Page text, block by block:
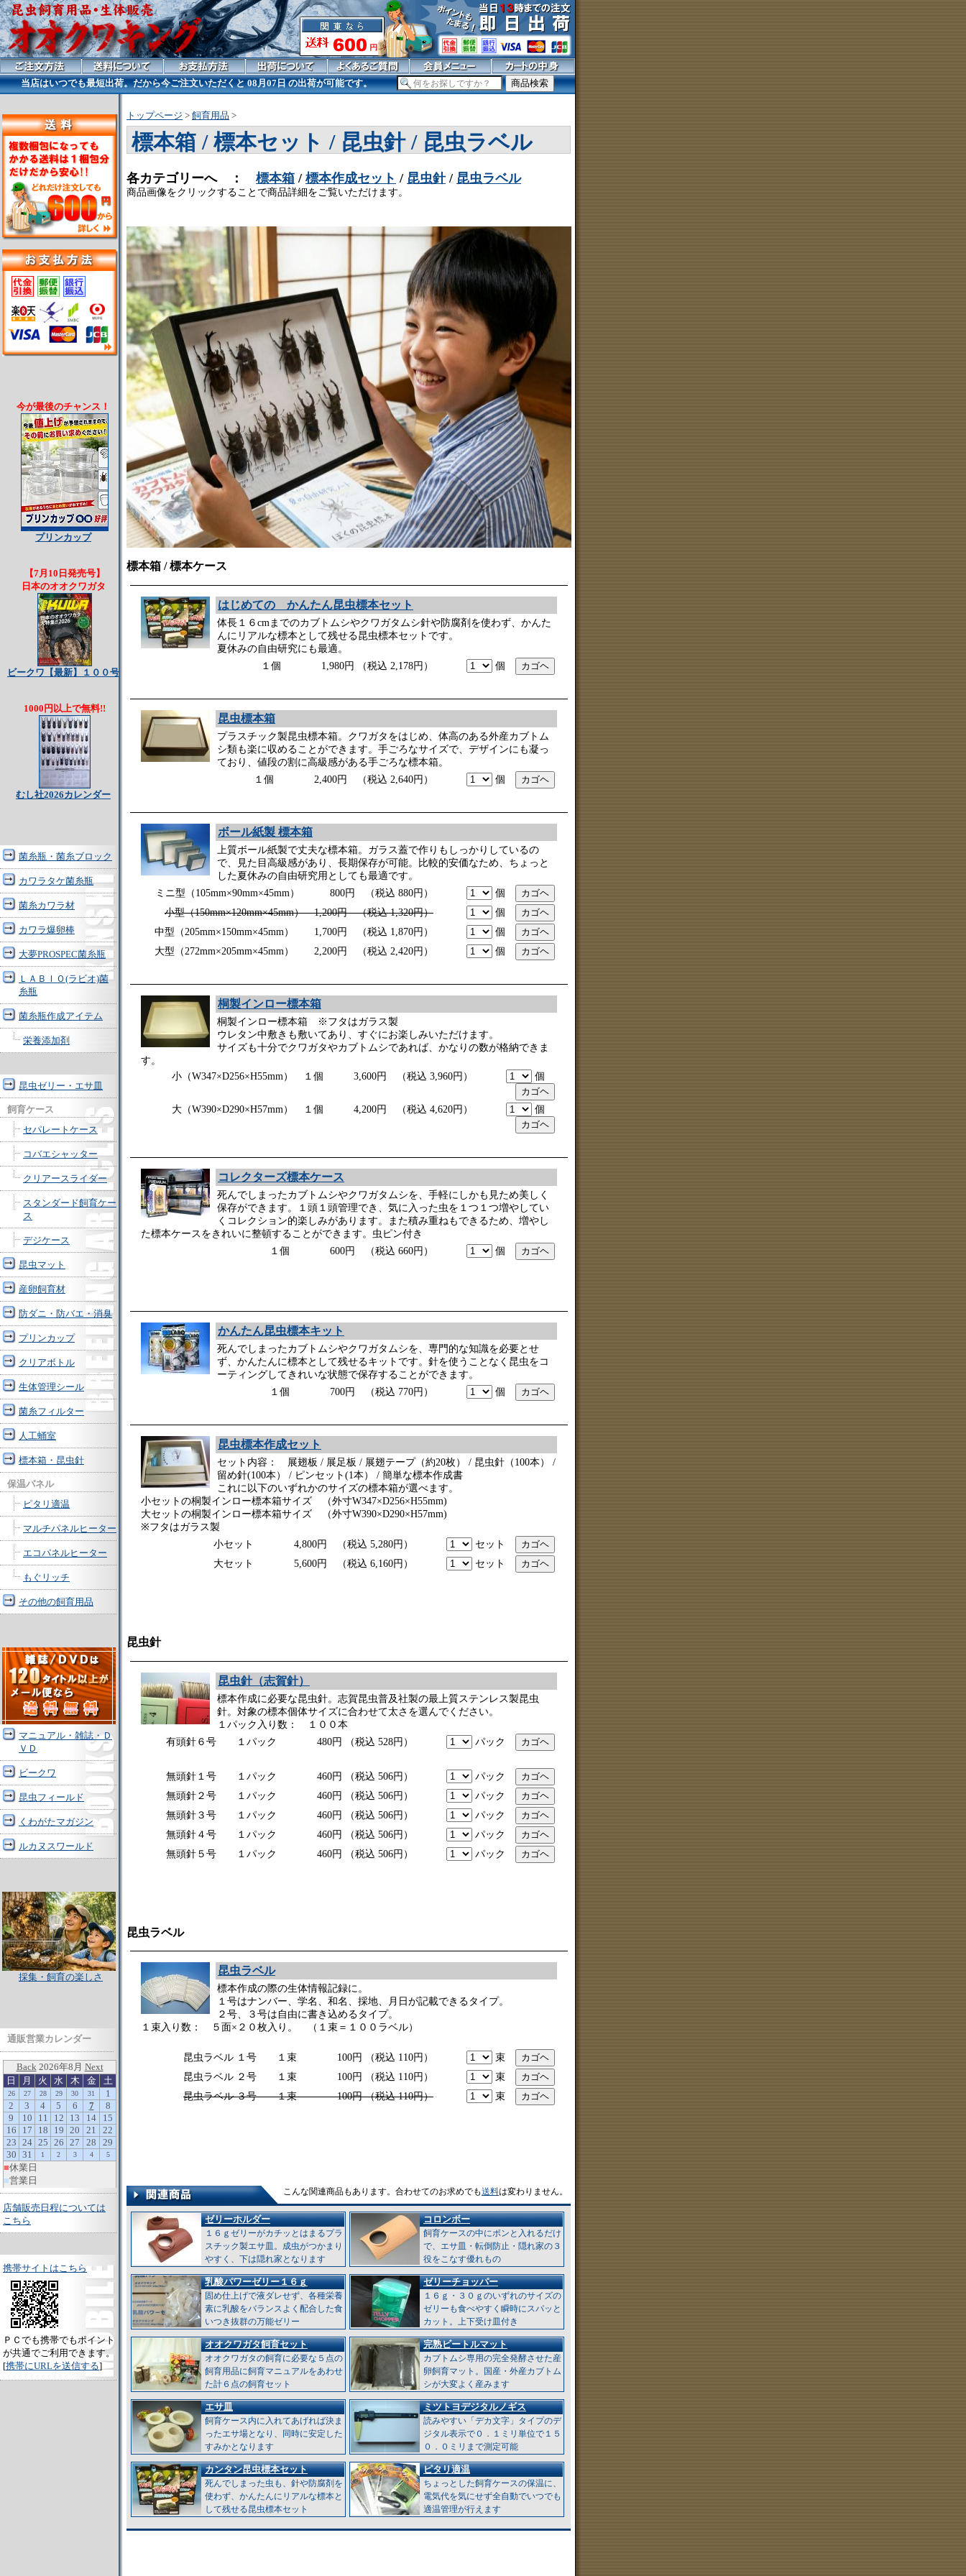
トップページ > 飼育用品 >
標本箱 / 標本セット / 昆虫針 / 昆虫ラベル
各カテゴリーへ ： 標本箱 / 標本作成セット / 昆虫針/ 昆虫ラベル
商品画像をクリックすることで商品詳細をご覧いただけます。
標本箱 / 標本ケース
はじめての かんたん昆虫標本セット
体長１６cmまでのカブトムシやクワガタムシ針や防腐剤を使わず、かんた
んにリアルな標本として残せる昆虫標本セットです。
夏休みの自由研究にも最適。
１個 1,980円 （税込 2,178円）
個
昆虫標本箱
プラスチック製昆虫標本箱。クワガタをはじめ、体高のある外産カブトム
シ類も楽に収めることができます。手ごろなサイズで、デザインにも凝っ
ており、値段の割に高級感がある手ごろな標本箱。
１個 2,400円 （税込 2,640円）
個
ボール紙製 標本箱
上質ボール紙製で丈夫な標本箱。ガラス蓋で作りもしっかりしているの
で、見た目高級感があり、長期保存が可能。比較的安価なため、ちょっと
した夏休みの自由研究用としても最適です。
ミニ型（105mm×90mm×45mm） 800円 （税込 880円）
個
小型（150mm×120mm×45mm） 1,200円 （税込 1,320円）
個
中型（205mm×150mm×45mm） 1,700円 （税込 1,870円）
個
大型（272mm×205mm×45mm） 2,200円 （税込 2,420円）
個
桐製インロー標本箱
桐製インロー標本箱 ※フタはガラス製
ウレタン中敷きも敷いてあり、すぐにお楽しみいただけます。
サイズも十分でクワガタやカブトムシであれば、かなりの数が格納できま
す。
小（W347×D256×H55mm） １個 3,600円 （税込 3,960円）
個
大（W390×D290×H57mm） １個 4,200円 （税込 4,620円） 個
コレクターズ標本ケース
死んでしまったカブトムシやクワガタムシを、手軽にしかも見ため美しく
保存ができます。１頭１頭管理でき、気に入った虫を１つ１つ増やしてい
くコレクション的楽しみがあります。また積み重ねもできるため、増やし
た標本ケースをきれいに整頓することができます。虫ピン付き
１個 600円 （税込 660円）
個
かんたん昆虫標本キット
死んでしまったカブトムシやクワガタムシを、専門的な知識を必要とせ
ず、かんたんに標本として残せるキットです。針を使うことなく昆虫をコ
ーティングしてきれいな状態で保存することができます。
１個 700円 （税込 770円）
個
昆虫標本作成セット
セット内容： 展翅板 / 展足板 / 展翅テープ（約20枚） / 昆虫針（100本） /
留め針(100本） / ピンセット(1本） / 簡単な標本作成書
これに以下のいずれかのサイズの標本箱が選べます。
小セットの桐製インロー標本箱サイズ （外寸W347×D256×H55mm)
大セットの桐製インロー標本箱サイズ （外寸W390×D290×H57mm)
※フタはガラス製
小セット 4,800円 （税込 5,280円）
セット
大セット 5,600円 （税込 6,160円）
セット
昆虫針
昆虫針（志賀針）
標本作成に必要な昆虫針。志賀昆虫普及社製の最上質ステンレス製昆虫
針。対象の標本個体サイズに合わせて太さを選んでください。
１パック入り数： １００本
有頭針６号 １パック 480円 （税込 528円）
パック
無頭針１号 １パック 460円 （税込 506円）
パック
無頭針２号 １パック 460円 （税込 506円）
パック
無頭針３号 １パック 460円 （税込 506円）
パック
無頭針４号 １パック 460円 （税込 506円）
パック
無頭針５号 １パック 460円 （税込 506円）
パック
昆虫ラベル
昆虫ラベル
標本作成の際の生体情報記録に。
１号はナンバー、学名、和名、採地、月日が記載できるタイプ。
２号、３号は自由に書き込めるタイプ。
１束入り数： ５面×２０枚入り。 （１束＝１００ラベル）
昆虫ラベル １号 １束 100円 （税込 110円）
束
昆虫ラベル ２号 １束 100円 （税込 110円）
束
昆虫ラベル ３号 １束 100円 （税込 110円）
束
こんな関連商品もあります。合わせてのお求めでも送料は変わりません。
ゼリーホルダー
１６ｇゼリーがカチッとはまるプラ
スチック製エサ皿。成虫がつかまり
やすく、下は隠れ家となります
コロンボー
飼育ケースの中にポンと入れるだけ
で、エサ皿・転倒防止・隠れ家の３
役をこなす優れもの
乳酸パワーゼリー１６ｇ
固め仕上げで液ダレせず、各種栄養
素に乳酸をバランスよく配合した食
いつき抜群の万能ゼリー
ゼリーチョッパー
１６ｇ・３０ｇのいずれのサイズの
ゼリーも食べやすく瞬時にスパッと
カット。上下受け皿付き
オオクワガタ飼育セット
オオクワガタの飼育に必要な５点の
飼育用品に飼育マニュアルをあわせ
た計６点の飼育セット
完熟ビートルマット
カブトムシ専用の完全発酵させた産
卵飼育マット。国産・外産カブトム
シが大変よく産みます
エサ皿
飼育ケース内に入れてあげれば決ま
ったエサ場となり、同時に安定した
すみかとなります
ミツトヨデジタルノギス
読みやすい「デカ文字」タイプのデ
ジタル表示で０．１ミリ単位で１５
０．０ミリまで測定可能
カンタン昆虫標本セット
死んでしまった虫も、針や防腐剤を
使わず、かんたんにリアルな標本と
して残せる昆虫標本セット
ピタリ適温
ちょっとした飼育ケースの保温に、
電気代を気にせず全自動でいつでも
適温管理が行えます
今が最後のチャンス！
プリンカップ
【7月10日発売号】
日本のオオクワガタ
ビークワ【最新】１００号
1000円以上で無料!!
むし社2026カレンダー
菌糸瓶・菌糸ブロック
カワラタケ菌糸瓶
菌糸カワラ材
カワラ爆卵棒
大夢PROSPEC菌糸瓶
ＬＡＢＩＯ(ラビオ)菌
糸瓶
菌糸瓶作成アイテム
栄養添加剤
昆虫ゼリー・エサ皿
飼育ケース
セパレートケース
コバエシャッター
クリアースライダー
スタンダード飼育ケー
ス
デジケース
昆虫マット
産卵飼育材
防ダニ・防バエ・消臭
プリンカップ
クリアボトル
生体管理シール
菌糸フィルター
人工蛹室
標本箱・昆虫針
保温パネル
ピタリ適温
マルチパネルヒーター
エコパネルヒーター
もぐリッチ
その他の飼育用品
マニュアル・雑誌・Ｄ
ＶＤ
ビークワ
昆虫フィールド
くわがたマガジン
ルカヌスワールド
採集・飼育の楽しさ
通販営業カレンダー
店舗販売日程については
こちら
携帯サイトはこちら
ＰＣでも携帯でもポイント
が共通でご利用できます。
[携帯にURLを送信する]
当店はいつでも最短出荷。だから今ご注文いただくと08月07日 の出荷が可能です。